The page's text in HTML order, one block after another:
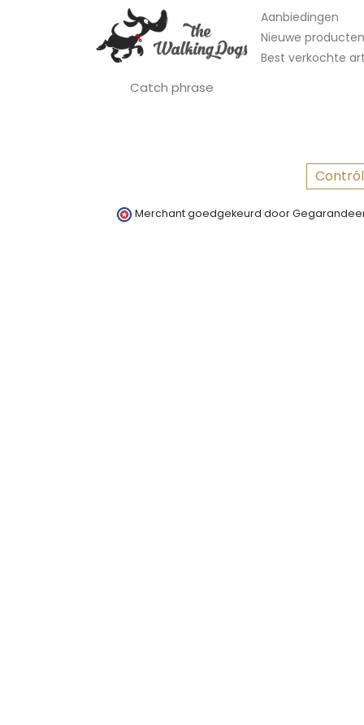
Catch phrase
Aanbiedingen
Nieuwe producten
Best verkochte
Merchant goedgekeurd door